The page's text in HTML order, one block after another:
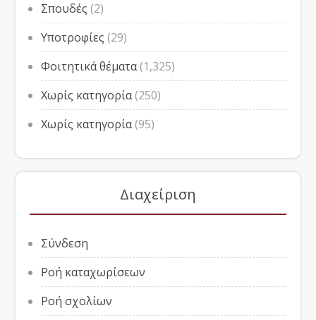
Σπουδές (2)
Υποτροφίες (29)
Φοιτητικά θέματα(1,325)
Χωρίς κατηγορία(250)
Χωρίς κατηγορία(95)
Διαχείριση
Σύνδεση
Ροή καταχωρίσεων
Ροή σχολίων